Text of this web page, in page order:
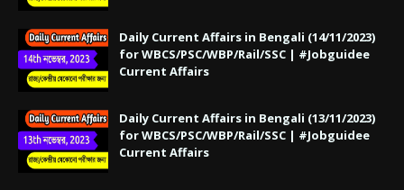
Daily Current Affairs in Bengali (14/11/2023)
for WBCS/PSC/WBP/Rail/SSC | #Jobguidee
Current Affairs
Daily Current Affairs in Bengali (13/11/2023)
for WBCS/PSC/WBP/Rail/SSC | #Jobguidee
Current Affairs